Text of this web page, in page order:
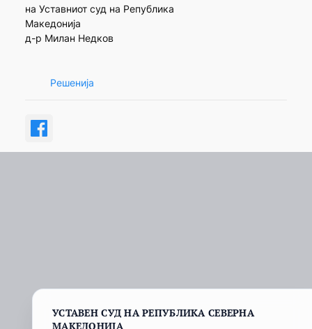
на Уставниот суд на Република
Македонија
д-р Милан Недков
Решенија
УСТАВЕН СУД НА РЕПУБЛИКА СЕВЕРНА
МАКЕДОНИЈА